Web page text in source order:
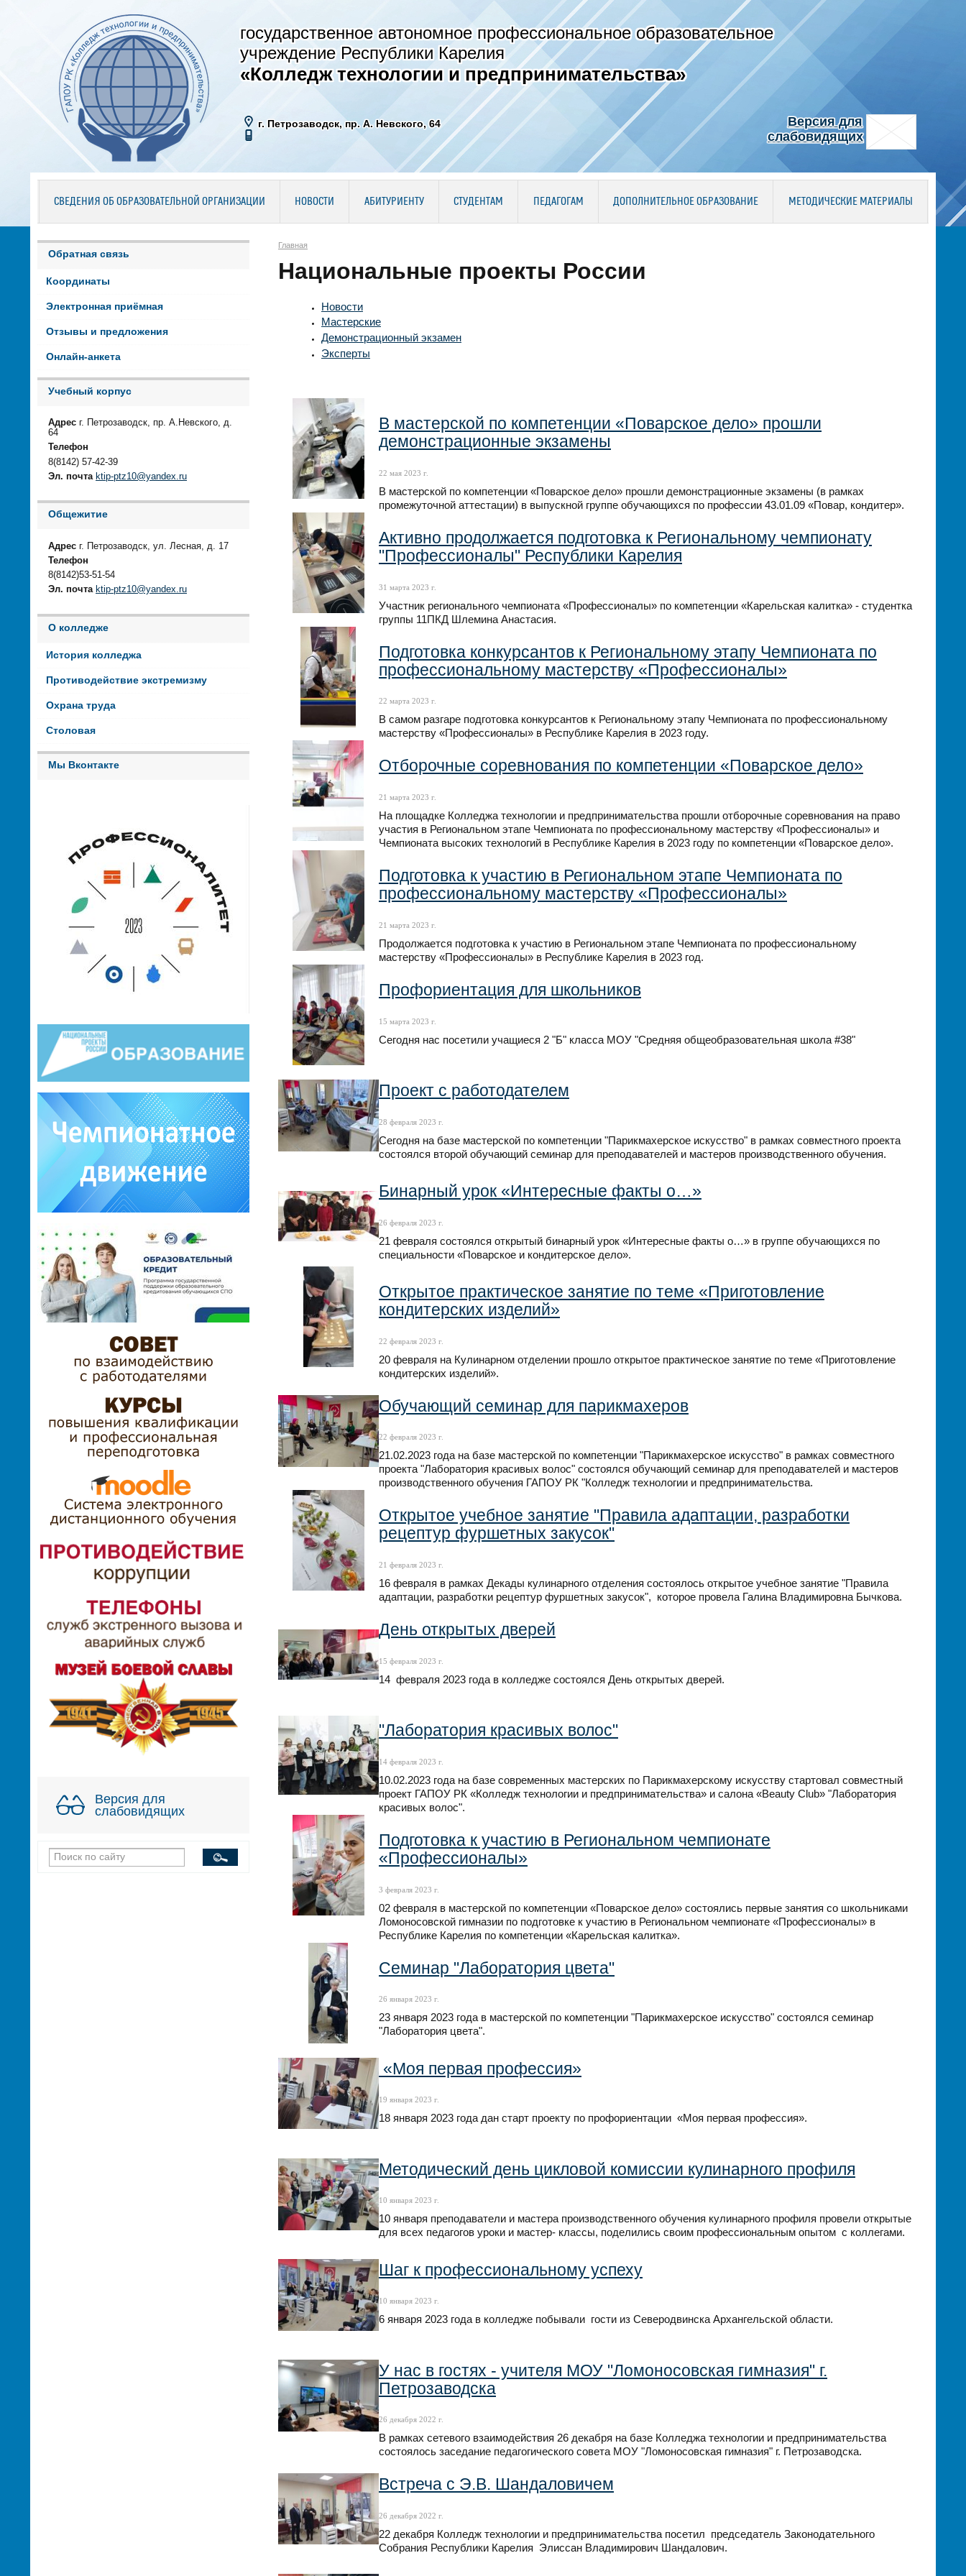
государственное автономное профессиональное образовательное
учреждение Республики Карелия
«Колледж технологии и предпринимательства»
г. Петрозаводск, пр. А. Невского, 64
Версия для
слабовидящих
СВЕДЕНИЯ ОБ ОБРАЗОВАТЕЛЬНОЙ ОРГАНИЗАЦИИ НОВОСТИ АБИТУРИЕНТУ СТУДЕНТАМ ПЕДАГОГАМ ДОПОЛНИТЕЛЬНОЕ ОБРАЗОВАНИЕ МЕТОДИЧЕСКИЕ МАТЕРИАЛЫ
Обратная связь
Координаты
Электронная приёмная
Отзывы и предложения
Онлайн-анкета
Учебный корпус
Адрес г. Петрозаводск, пр. А.Невского, д.
64
Телефон
8(8142) 57-42-39
Эл. почта ktip-ptz10@yandex.ru
Общежитие
Адрес г. Петрозаводск, ул. Лесная, д. 17
Телефон
8(8142)53-51-54
Эл. почта ktip-ptz10@yandex.ru
О колледже
История колледжа
Противодействие экстремизму
Охрана труда
Столовая
Мы Вконтакте
Версия для
слабовидящих
Главная
Национальные проекты России
Новости
Мастерские
Демонстрационный экзамен
Эксперты
В мастерской по компетенции «Поварское дело» прошли
демонстрационные экзамены
22 мая 2023 г.
В мастерской по компетенции «Поварское дело» прошли демонстрационные экзамены (в рамках
промежуточной аттестации) в выпускной группе обучающихся по профессии 43.01.09 «Повар, кондитер».
Активно продолжается подготовка к Региональному чемпионату
"Профессионалы" Республики Карелия
31 марта 2023 г.
Участник регионального чемпионата «Профессионалы» по компетенции «Карельская калитка» - студентка
группы 11ПКД Шлемина Анастасия.
Подготовка конкурсантов к Региональному этапу Чемпионата по
профессиональному мастерству «Профессионалы»
22 марта 2023 г.
В самом разгаре подготовка конкурсантов к Региональному этапу Чемпионата по профессиональному
мастерству «Профессионалы» в Республике Карелия в 2023 году.
Отборочные соревнования по компетенции «Поварское дело»
21 марта 2023 г.
На площадке Колледжа технологии и предпринимательства прошли отборочные соревнования на право
участия в Региональном этапе Чемпионата по профессиональному мастерству «Профессионалы» и
Чемпионата высоких технологий в Республике Карелия в 2023 году по компетенции «Поварское дело».
Подготовка к участию в Региональном этапе Чемпионата по
профессиональному мастерству «Профессионалы»
21 марта 2023 г.
Продолжается подготовка к участию в Региональном этапе Чемпионата по профессиональному
мастерству «Профессионалы» в Республике Карелия в 2023 год.
Профориентация для школьников
15 марта 2023 г.
Сегодня нас посетили учащиеся 2 "Б" класса МОУ "Средняя общеобразовательная школа #38"
Проект с работодателем
28 февраля 2023 г.
Сегодня на базе мастерской по компетенции "Парикмахерское искусство" в рамках совместного проекта
состоялся второй обучающий семинар для преподавателей и мастеров производственного обучения.
Бинарный урок «Интересные факты о…»
26 февраля 2023 г.
21 февраля состоялся открытый бинарный урок «Интересные факты о…» в группе обучающихся по
специальности «Поварское и кондитерское дело».
Открытое практическое занятие по теме «Приготовление
кондитерских изделий»
22 февраля 2023 г.
20 февраля на Кулинарном отделении прошло открытое практическое занятие по теме «Приготовление
кондитерских изделий».
Обучающий семинар для парикмахеров
22 февраля 2023 г.
21.02.2023 года на базе мастерской по компетенции "Парикмахерское искусство" в рамках совместного
проекта "Лаборатория красивых волос" состоялся обучающий семинар для преподавателей и мастеров
производственного обучения ГАПОУ РК "Колледж технологии и предпринимательства.
Открытое учебное занятие "Правила адаптации, разработки
рецептур фуршетных закусок"
21 февраля 2023 г.
16 февраля в рамках Декады кулинарного отделения состоялось открытое учебное занятие "Правила
адаптации, разработки рецептур фуршетных закусок", которое провела Галина Владимировна Бычкова.
День открытых дверей
15 февраля 2023 г.
14 февраля 2023 года в колледже состоялся День открытых дверей.
"Лаборатория красивых волос"
14 февраля 2023 г.
10.02.2023 года на базе современных мастерских по Парикмахерскому искусству стартовал совместный
проект ГАПОУ РК «Колледж технологии и предпринимательства» и салона «Beauty Club» "Лаборатория
красивых волос".
Подготовка к участию в Региональном чемпионате
«Профессионалы»
3 февраля 2023 г.
02 февраля в мастерской по компетенции «Поварское дело» состоялись первые занятия со школьниками
Ломоносовской гимназии по подготовке к участию в Региональном чемпионате «Профессионалы» в
Республике Карелия по компетенции «Карельская калитка».
Семинар "Лаборатория цвета"
26 января 2023 г.
23 января 2023 года в мастерской по компетенции "Парикмахерское искусство" состоялся семинар
"Лаборатория цвета".
«Моя первая профессия»
19 января 2023 г.
18 января 2023 года дан старт проекту по профориентации «Моя первая профессия».
Методический день цикловой комиссии кулинарного профиля
10 января 2023 г.
10 января преподаватели и мастера производственного обучения кулинарного профиля провели открытые
для всех педагогов уроки и мастер- классы, поделились своим профессиональным опытом с коллегами.
Шаг к профессиональному успеху
10 января 2023 г.
6 января 2023 года в колледже побывали гости из Северодвинска Архангельской области.
У нас в гостях - учителя МОУ "Ломоносовская гимназия" г.
Петрозаводска
26 декабря 2022 г.
В рамках сетевого взаимодействия 26 декабря на базе Колледжа технологии и предпринимательства
состоялось заседание педагогического совета МОУ "Ломоносовская гимназия" г. Петрозаводска.
Встреча с Э.В. Шандаловичем
26 декабря 2022 г.
22 декабря Колледж технологии и предпринимательства посетил председатель Законодательного
Собрания Республики Карелия Элиссан Владимирович Шандалович.